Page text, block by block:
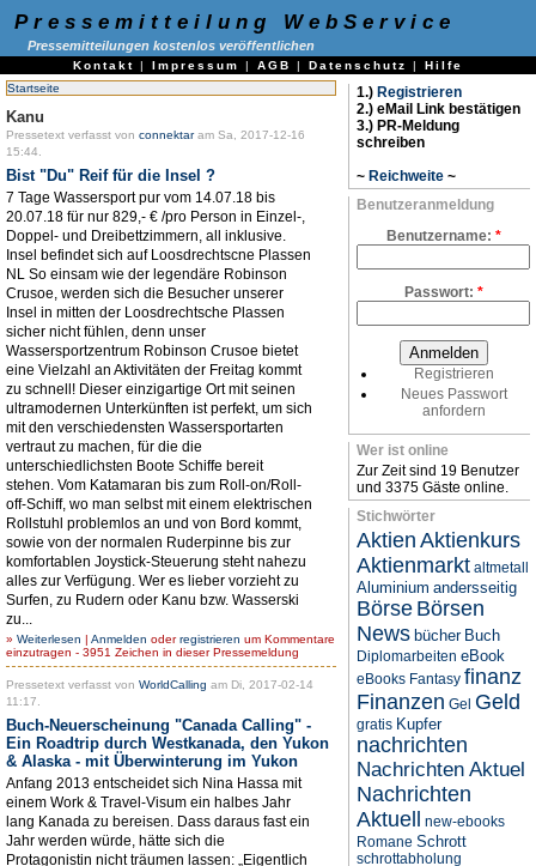
Pressemitteilung WebService
Pressemitteilungen kostenlos veröffentlichen
Kontakt | Impressum | AGB | Datenschutz | Hilfe
Startseite
Kanu
Pressetext verfasst von connektaram Sa, 2017-12-16
15:44.
Bist "Du" Reif für die Insel ?
7 Tage Wassersport pur vom 14.07.18 bis
20.07.18 für nur 829,- € /pro Person in Einzel-,
Doppel- und Dreibettzimmern, all inklusive.
Insel befindet sich auf Loosdrechtscne Plassen
NL So einsam wie der legendäre Robinson
Crusoe, werden sich die Besucher unserer
Insel in mitten der Loosdrechtsche Plassen
sicher nicht fühlen, denn unser
Wassersportzentrum Robinson Crusoe bietet
eine Vielzahl an Aktivitäten der Freitag kommt
zu schnell! Dieser einzigartige Ort mit seinen
ultramodernen Unterkünften ist perfekt, um sich
mit den verschiedensten Wassersportarten
vertraut zu machen, für die die
unterschiedlichsten Boote Schiffe bereit
stehen. Vom Katamaran bis zum Roll-on/Roll-
off-Schiff, wo man selbst mit einem elektrischen
Rollstuhl problemlos an und von Bord kommt,
sowie von der normalen Ruderpinne bis zur
komfortablen Joystick-Steuerung steht nahezu
alles zur Verfügung. Wer es lieber vorzieht zu
Surfen, zu Rudern oder Kanu bzw. Wasserski
zu...
» Weiterlesen | Anmelden oderregistrieren um Kommentare
einzutragen - 3951 Zeichen in dieser Pressemeldung
Pressetext verfasst von WorldCalling am Di, 2017-02-14
11:17.
Buch-Neuerscheinung "Canada Calling" -
Ein Roadtrip durch Westkanada, den Yukon
& Alaska - mit Überwinterung im Yukon
Anfang 2013 entscheidet sich Nina Hassa mit
einem Work & Travel-Visum ein halbes Jahr
lang Kanada zu bereisen. Dass daraus fast ein
Jahr werden würde, hätte sich die
Protagonistin nicht träumen lassen: „Eigentlich
1.) Registrieren
2.) eMail Link bestätigen
3.) PR-Meldung
schreiben
~ Reichweite ~
Benutzeranmeldung
Benutzername: *
Passwort: *
Registrieren
Neues Passwort
anfordern
Wer ist online
Zur Zeit sind 19 Benutzer
und 3375 Gäste online.
Stichwörter
Aktien Aktienkurs
Aktienmarkt altmetall
Aluminium andersseitig
Börse Börsen
News bücher Buch
Diplomarbeiten eBook
eBooks Fantasy finanz
Finanzen Gel Geld
gratis Kupfer
nachrichten
Nachrichten Aktuel
Nachrichten
Aktuell
new-ebooks
Romane Schrott
schrottabholung